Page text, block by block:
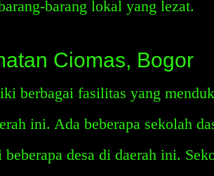
barang lokal yang lezat.
Ciomas, Bogor
berbagai fasilitas yang
ini. Ada beberapa sekolah
desa di daerah ini.